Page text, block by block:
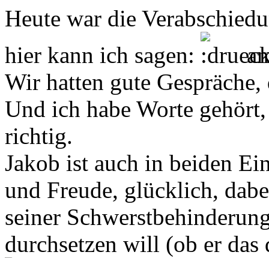
Heute war die
hier kann ich sagen:
Wir hatten gute
Und ich habe Worte
richtig.
Jakob ist auch in beiden
und Freude, glücklich,
seiner
durchsetzen will (ob er das